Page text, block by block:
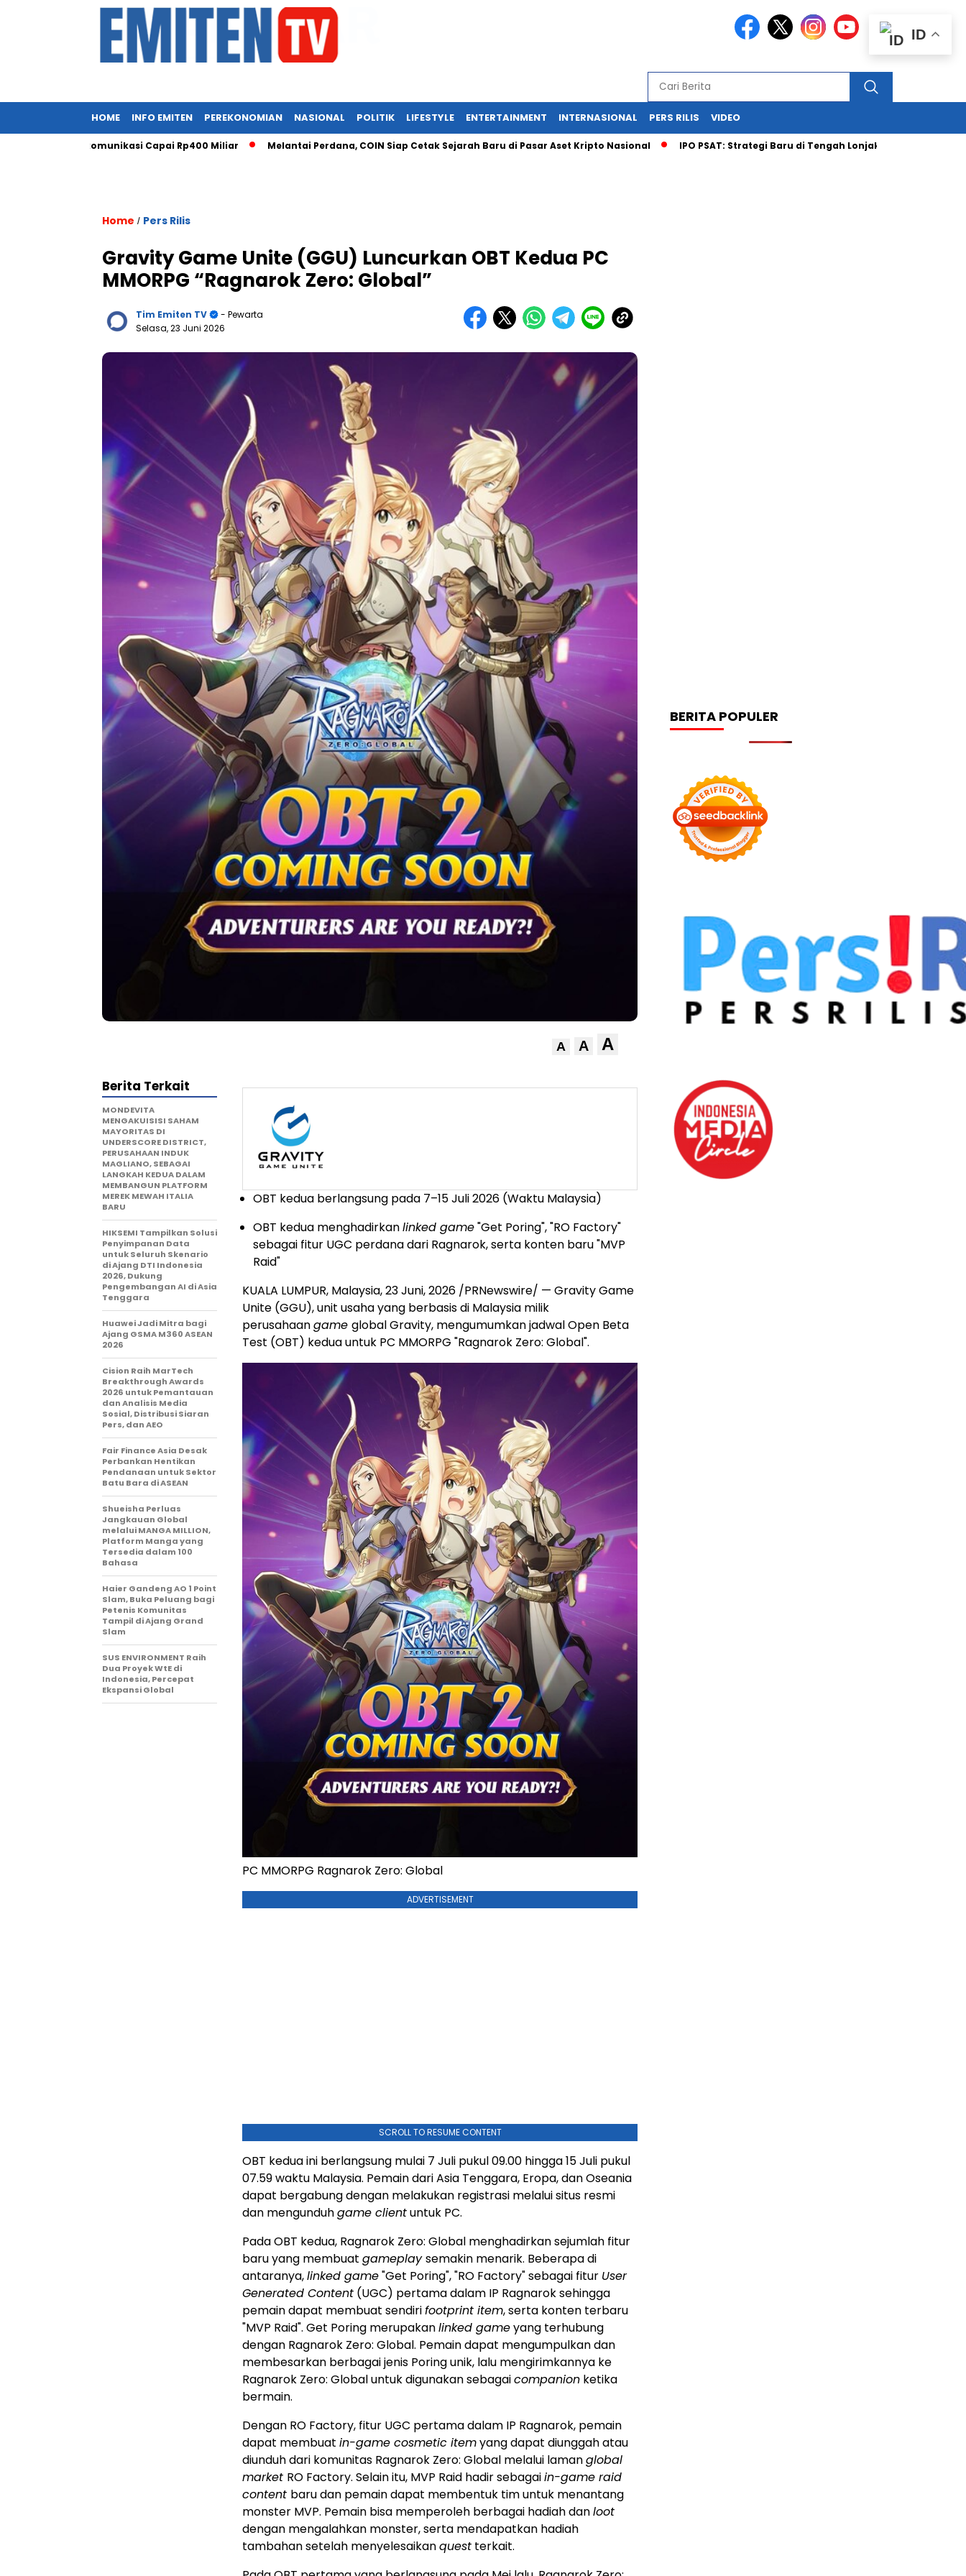
HOME INFO EMITEN PEREKONOMIAN NASIONAL POLITIK LIFESTYLE ENTERTAINMENT INTERNASIONAL PERS RILIS VIDEO
Telekomunikasi Capai Rp400 Miliar Melantai Perdana, COIN Siap Cetak Sejarah Baru di Pasar Aset Kripto Nasional IPO PSAT: Strategi Baru di Tengah Lonjakan Permintaan Batubara
Home / Pers Rilis
Gravity Game Unite (GGU) Luncurkan OBT Kedua PC
MMORPG “Ragnarok Zero: Global”
Tim Emiten TV
- Pewarta
Selasa, 23 Juni 2026
A A A
OBT kedua berlangsung pada 7–15 Juli 2026 (Waktu Malaysia)
OBT kedua menghadirkanlinked game"Get Poring", "RO Factory"
sebagai fitur UGC perdana dari Ragnarok, serta konten baru "MVP
Raid"
KUALA LUMPUR, Malaysia,23 Juni, 2026 /PRNewswire/ — Gravity Game
Unite (GGU), unit usaha yang berbasis di Malaysia milik
perusahaangame global Gravity, mengumumkan jadwal Open Beta
Test (OBT) kedua untuk PC MMORPG "Ragnarok Zero: Global".
PC MMORPG Ragnarok Zero: Global
ADVERTISEMENT
SCROLL TO RESUME CONTENT
OBT kedua ini berlangsung mulai 7 Juli pukul 09.00 hingga 15 Juli pukul
07.59 waktu Malaysia. Pemain dari Asia Tenggara, Eropa, dan Oseania
dapat bergabung dengan melakukan registrasi melalui situs resmi
dan mengunduhgame clientuntuk PC.
Pada OBT kedua, Ragnarok Zero: Global menghadirkan sejumlah fitur
baru yang membuat gameplaysemakin menarik. Beberapa di
antaranya,linked game"Get Poring", "RO Factory" sebagai fitur User
Generated Content (UGC) pertama dalam IP Ragnarok sehingga
pemain dapat membuat sendirifootprint item, serta konten terbaru
"MVP Raid". Get Poring merupakanlinked gameyang terhubung
dengan Ragnarok Zero: Global. Pemain dapat mengumpulkan dan
membesarkan berbagai jenis Poring unik, lalu mengirimkannya ke
Ragnarok Zero: Global untuk digunakan sebagaicompanion ketika
bermain.
Dengan RO Factory, fitur UGC pertama dalam IP Ragnarok, pemain
dapat membuat in-game cosmetic itemyang dapat diunggah atau
diunduh dari komunitas Ragnarok Zero: Global melalui lamanglobal
market RO Factory. Selain itu, MVP Raid hadir sebagaiin-game raid
content baru dan pemain dapat membentuk tim untuk menantang
monster MVP. Pemain bisa memperoleh berbagai hadiah danloot
dengan mengalahkan monster, serta mendapatkan hadiah
tambahan setelah menyelesaikanquest terkait.
Berita Terkait
MONDEVITA
MENGAKUISISI SAHAM
MAYORITAS DI
UNDERSCORE DISTRICT,
PERUSAHAAN INDUK
MAGLIANO, SEBAGAI
LANGKAH KEDUA DALAM
MEMBANGUN PLATFORM
MEREK MEWAH ITALIA
BARU
HIKSEMI Tampilkan Solusi
Penyimpanan Data
untuk Seluruh Skenario
di Ajang DTI Indonesia
2026, Dukung
Pengembangan AI di Asia
Tenggara
Huawei Jadi Mitra bagi
Ajang GSMA M360 ASEAN
2026
Cision Raih MarTech
Breakthrough Awards
2026 untuk Pemantauan
dan Analisis Media
Sosial, Distribusi Siaran
Pers, dan AEO
Fair Finance Asia Desak
Perbankan Hentikan
Pendanaan untuk Sektor
Batu Bara di ASEAN
Shueisha Perluas
Jangkauan Global
melalui MANGA MILLION,
Platform Manga yang
Tersedia dalam 100
Bahasa
Haier Gandeng AO 1 Point
Slam, Buka Peluang bagi
Petenis Komunitas
Tampil di Ajang Grand
Slam
SUS ENVIRONMENT Raih
Dua Proyek WtE di
Indonesia, Percepat
Ekspansi Global
BERITA POPULER
ID